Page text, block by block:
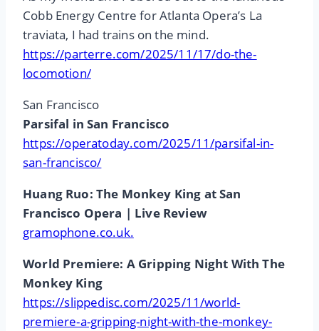
Cobb Energy Centre for Atlanta Opera’s La
traviata, I had trains on the mind.
https://parterre.com/2025/11/17/do-the-
locomotion/
San Francisco
Parsifal in San Francisco
https://operatoday.com/2025/11/parsifal-in-
san-francisco/
Huang Ruo: The Monkey King at San
Francisco Opera | Live Review
gramophone.co.uk.
World Premiere: A Gripping Night With The
Monkey King
https://slippedisc.com/2025/11/world-
premiere-a-gripping-night-with-the-monkey-